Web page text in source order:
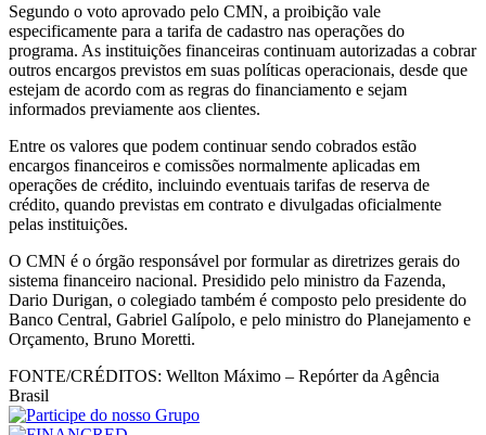
Segundo o voto aprovado pelo CMN, a proibição vale
especificamente para a tarifa de cadastro nas operações do
programa. As instituições financeiras continuam autorizadas a cobrar
outros encargos previstos em suas políticas operacionais, desde que
estejam de acordo com as regras do financiamento e sejam
informados previamente aos clientes.
Entre os valores que podem continuar sendo cobrados estão
encargos financeiros e comissões normalmente aplicadas em
operações de crédito, incluindo eventuais tarifas de reserva de
crédito, quando previstas em contrato e divulgadas oficialmente
pelas instituições.
O CMN é o órgão responsável por formular as diretrizes gerais do
sistema financeiro nacional. Presidido pelo ministro da Fazenda,
Dario Durigan, o colegiado também é composto pelo presidente do
Banco Central, Gabriel Galípolo, e pelo ministro do Planejamento e
Orçamento, Bruno Moretti.
FONTE/CRÉDITOS: Wellton Máximo – Repórter da Agência
Brasil